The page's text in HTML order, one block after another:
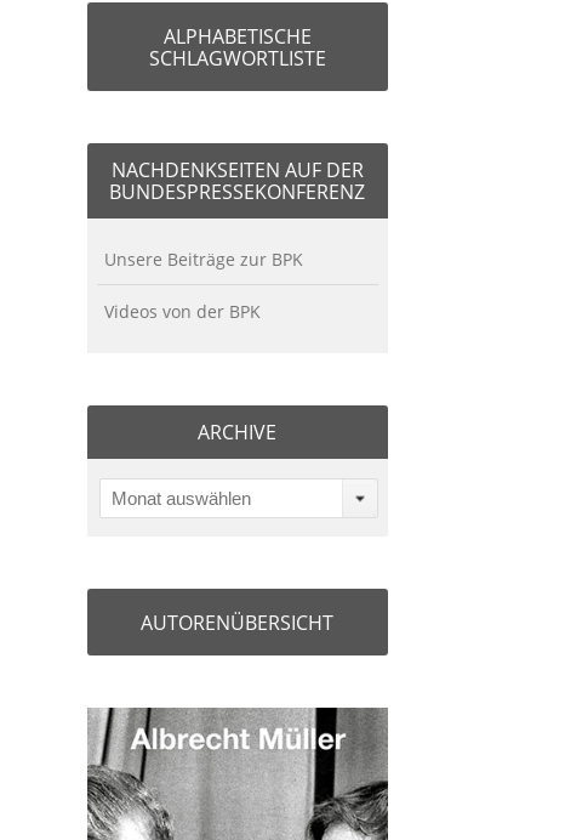
ALPHABETISCHE
SCHLAGWORTLISTE
NACHDENKSEITEN AUF DER
BUNDESPRESSEKONFERENZ
Unsere Beiträge zur BPK
Videos von der BPK
ARCHIVE
Monat auswählen
AUTORENÜBERSICHT